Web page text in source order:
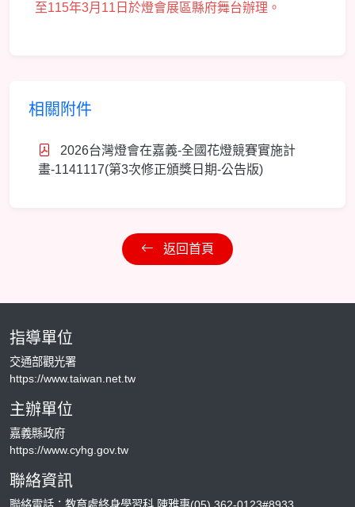
至115年3月11日於燈會展區縣府舞台辦理。
相關附件
2026台灣燈會在嘉義-全國花燈競賽實施計
畫-1141117(第3次修正頒獎日期-公告版)
返回首頁
指導單位
交通部觀光署
https://www.taiwan.net.tw
主辦單位
嘉義縣政府
https://www.cyhg.gov.tw
聯絡資訊